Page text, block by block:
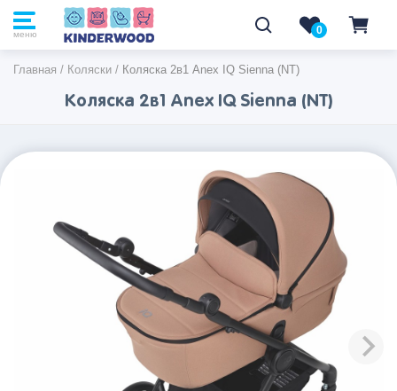
меню 0
Главная / Коляски / Коляска 2в1 Anex IQ Sienna (NT)
Коляска 2в1 Anex IQ Sienna (NT)